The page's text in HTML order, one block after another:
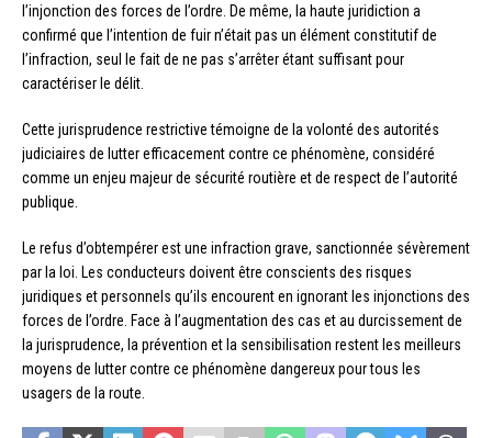
l’injonction des forces de l’ordre. De même, la haute juridiction a
confirmé que l’intention de fuir n’était pas un élément constitutif de
l’infraction, seul le fait de ne pas s’arrêter étant suffisant pour
caractériser le délit.
Cette jurisprudence restrictive témoigne de la volonté des autorités
judiciaires de lutter efficacement contre ce phénomène, considéré
comme un enjeu majeur de sécurité routière et de respect de l’autorité
publique.
Le refus d’obtempérer est une infraction grave, sanctionnée sévèrement
par la loi. Les conducteurs doivent être conscients des risques
juridiques et personnels qu’ils encourent en ignorant les injonctions des
forces de l’ordre. Face à l’augmentation des cas et au durcissement de
la jurisprudence, la prévention et la sensibilisation restent les meilleurs
moyens de lutter contre ce phénomène dangereux pour tous les
usagers de la route.